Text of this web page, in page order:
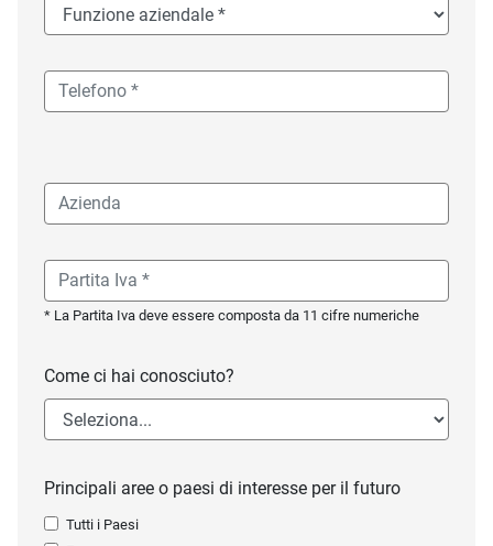
* La Partita Iva deve essere composta da 11 cifre numeriche
Come ci hai conosciuto?
Principali aree o paesi di interesse per il futuro
Tutti i Paesi